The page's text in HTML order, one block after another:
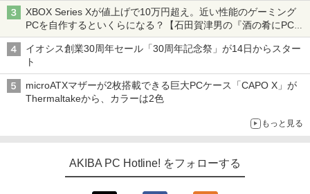
XBOX Series Xが値上げで10万円超え。近い性能のゲーミング
PCを自作するといくらになる？【石田賀津男の『酒の肴にPCゲ
ーム』】
イオシス創業30周年セール「30周年記念祭」が14日からスター
ト
microATXマザーが2枚搭載できる巨大PCケース「CAPO X」が
Thermaltakeから、カラーは2色
もっと見る
AKIBA PC Hotline! をフォローする